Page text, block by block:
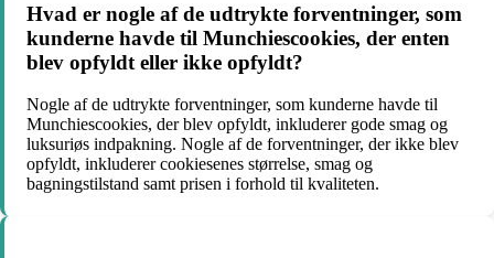
Hvad er nogle af de udtrykte forventninger, som
kunderne havde til Munchiescookies, der enten
blev opfyldt eller ikke opfyldt?
Nogle af de udtrykte forventninger, som kunderne havde til
Munchiescookies, der blev opfyldt, inkluderer gode smag og
luksuriøs indpakning. Nogle af de forventninger, der ikke blev
opfyldt, inkluderer cookiesenes størrelse, smag og
bagningstilstand samt prisen i forhold til kvaliteten.